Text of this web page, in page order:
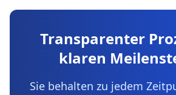
Transparenter
klaren
Sie behalten zu jedem